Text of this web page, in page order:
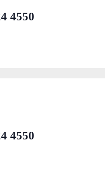
4550 824 514 1 +
4550 824 514 1 +